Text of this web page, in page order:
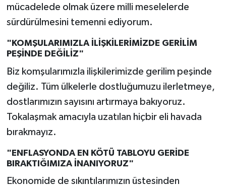
mücadelede olmak üzere milli meselelerde
sürdürülmesini temenni ediyorum.
"KOMŞULARIMIZLA İLİŞKİLERİMİZDE GERİLİM
PEŞİNDE DEĞİLİZ"
Biz komşularımızla ilişkilerimizde gerilim peşinde
değiliz. Tüm ülkelerle dostluğumuzu ilerletmeye,
dostlarımızın sayısını artırmaya bakıyoruz.
Tokalaşmak amacıyla uzatılan hiçbir eli havada
bırakmayız.
"ENFLASYONDA EN KÖTÜ TABLOYU GERİDE
BIRAKTIĞIMIZA İNANIYORUZ"
Ekonomide de sıkıntılarımızın üstesinden